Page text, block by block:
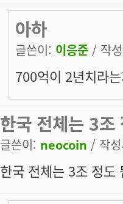
아하
글쓴이: 이응준 / 작
700억이 2년치라
한국 전체는 3조
글쓴이: neocoin / 작
한국 전체는 3조 정도